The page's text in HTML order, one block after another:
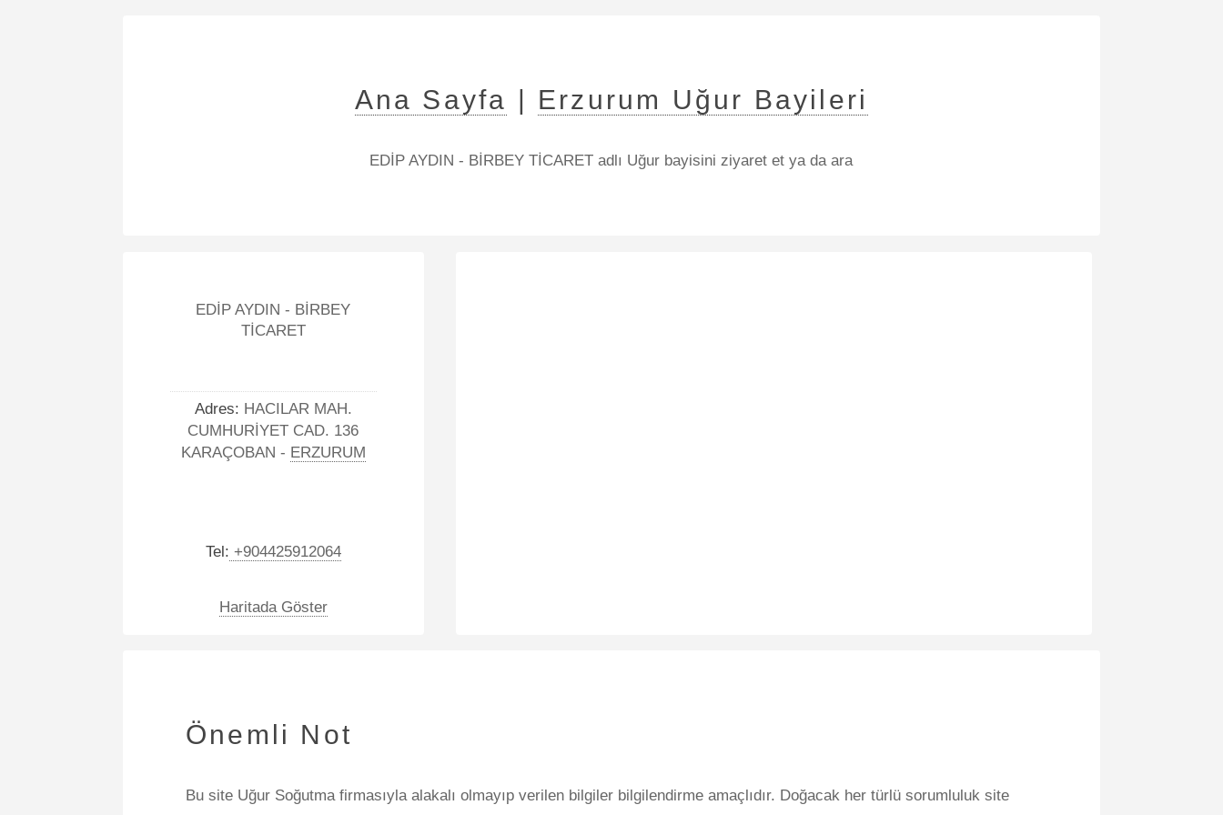
Ana Sayfa | Erzurum Uğur Bayileri
EDİP AYDIN - BİRBEY TİCARET adlı Uğur bayisini ziyaret et ya da ara
EDİP AYDIN - BİRBEY
TİCARET
Adres: HACILAR MAH.
CUMHURİYET CAD. 136
KARAÇOBAN - ERZURUM
Tel: +904425912064
Haritada Göster
Önemli Not
Bu site Uğur Soğutma firmasıyla alakalı olmayıp verilen bilgiler bilgilendirme amaçlıdır. Doğacak her türlü sorumluluk site